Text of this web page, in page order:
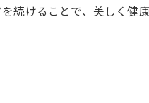
けることで、美しく健康